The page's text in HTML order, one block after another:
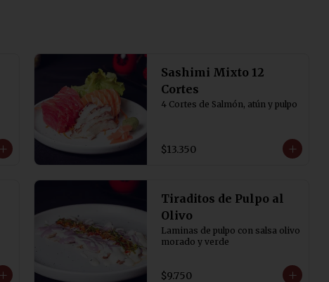
Sashimi Mixto 12
Cortes
4 Cortes de Salmón, atún y pulpo
$13.350
Tiraditos de Pulpo al
Olivo
Laminas de pulpo con salsa olivo
morado y verde
$9.750